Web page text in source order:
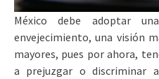
México debe adoptar
envejecimiento, una visión
mayores, pues por ahora,
a prejuzgar o discriminar